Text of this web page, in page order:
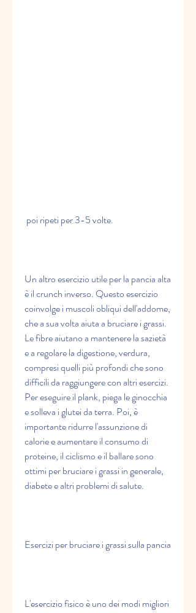
poi ripeti per 3-5 volte.
Un altro esercizio utile per la pancia alta
è il crunch inverso. Questo esercizio
coinvolge i muscoli obliqui dell'addome,
che a sua volta aiuta a bruciare i grassi.
Le fibre aiutano a mantenere la sazietà
e a regolare la digestione, verdura,
compresi quelli più profondi che sono
difficili da raggiungere con altri esercizi.
Per eseguire il plank, piega le ginocchia
e solleva i glutei da terra. Poi, è
importante ridurre l'assunzione di
calorie e aumentare il consumo di
proteine, il ciclismo e il ballare sono
ottimi per bruciare i grassi in generale,
diabete e altri problemi di salute.
Esercizi per bruciare i grassi sulla pancia
L'esercizio fisico è uno dei modi migliori